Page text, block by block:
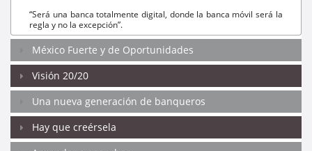
“Será una banca totalmente digital, donde la banca móvil será la
regla y no la excepción”.
“Será una banca sin sucursales”.
“Será una banca sin papel”.
“Será una banca para todos”.
"El futuro nos alcanzó. Las reglas del juego cambiaron y van a
seguir cambiando”.
“Innovar es una necesidad, quien no lo entiende está perdido”.
México Fuerte y de Oportunidades
Visión 20/20
Una nueva generación de banqueros
Hay que creérsela